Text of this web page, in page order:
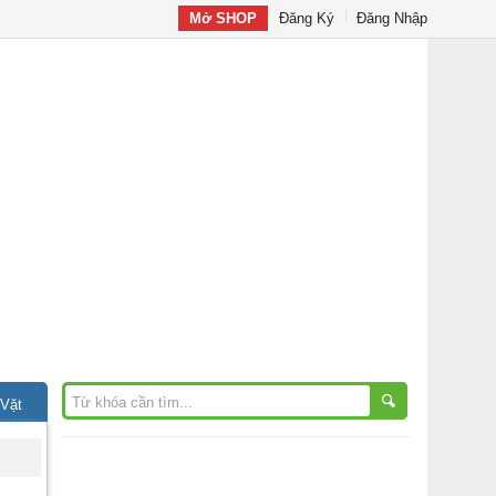
Mở SHOP Đăng Ký Đăng Nhập